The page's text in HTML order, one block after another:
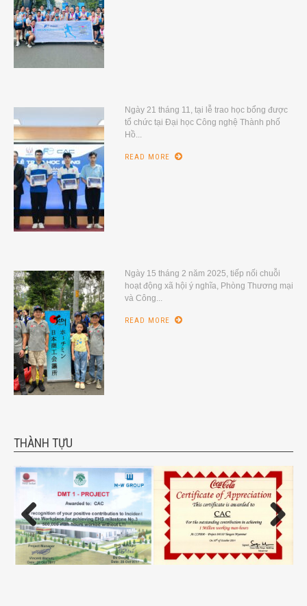
Ngày 21 tháng 11, tại lễ trao học bổng được
tổ chức tại Đại học Công nghệ Thành phố
Hồ...
READ MORE
Ngày 15 tháng 2 năm 2025, tiếp nối chuỗi
hoạt động xã hội ý nghĩa, Phòng Thương mại
và Công...
READ MORE
THÀNH TỰU